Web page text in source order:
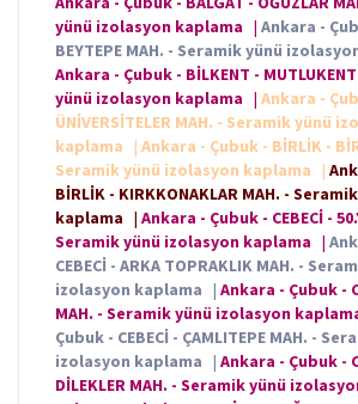
yünü izolasyon kaplama | Ankara -
BEYTEPE MAH. - Seramik yünü
Ankara - Çubuk - BİLKENT -
yünü izolasyon kaplama | Ankara -
ÜNİVERSİTELER MAH. - Seramik yünü
kaplama
| Ankara - Çubuk - BİRLİK -
Seramik yünü izolasyon kaplama
|
BİRLİK - KIRKKONAKLAR MAH. -
kaplama | Ankara - Çubuk - CEBECİ -
Seramik yünü izolasyon kaplama |
CEBECİ - ARKA TOPRAKLIK MAH. -
izolasyon kaplama | Ankara - Çubuk -
MAH. - Seramik yünü izolasyon
Çubuk - CEBECİ - ÇAMLITEPE MAH. -
izolasyon kaplama | Ankara - Çubuk -
DİLEKLER MAH. - Seramik yünü